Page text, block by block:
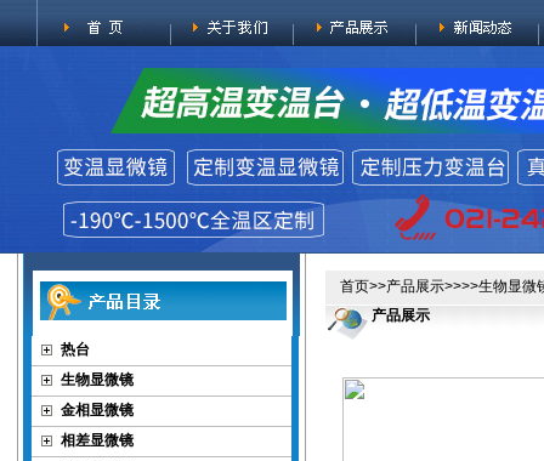
热台
生物显微镜
金相显微镜
相差显微镜
首页>>产品展示>>>>生物显微
产品展示